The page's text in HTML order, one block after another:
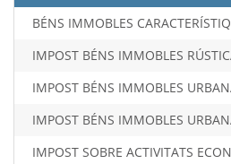
BÉNS IMMOBLES
IMPOST BÉNS IMMOBLES
IMPOST BÉNS IMMOBLES
IMPOST BÉNS IMMOBLES
IMPOST SOBRE ACTIVITATS